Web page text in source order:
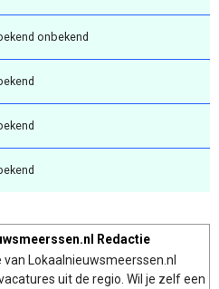
onbekend
Redactie
van Lokaalnieuwsmeerssen.nl
uit de regio. Wil je zelf een